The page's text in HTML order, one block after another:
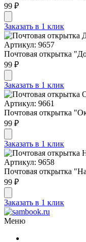
99 ₽
Заказать в 1 клик
Артикул: 9657
Почтовая открытка
99 ₽
Заказать в 1 клик
Артикул: 9661
Почтовая открытка
99 ₽
Заказать в 1 клик
Артикул: 9658
Почтовая открытка
99 ₽
Заказать в 1 клик
Меню